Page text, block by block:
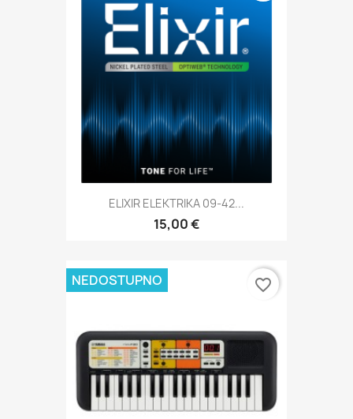
ELIXIR ELEKTRIKA 09-42...
15,00 €
NEDOSTUPNO favorite_border